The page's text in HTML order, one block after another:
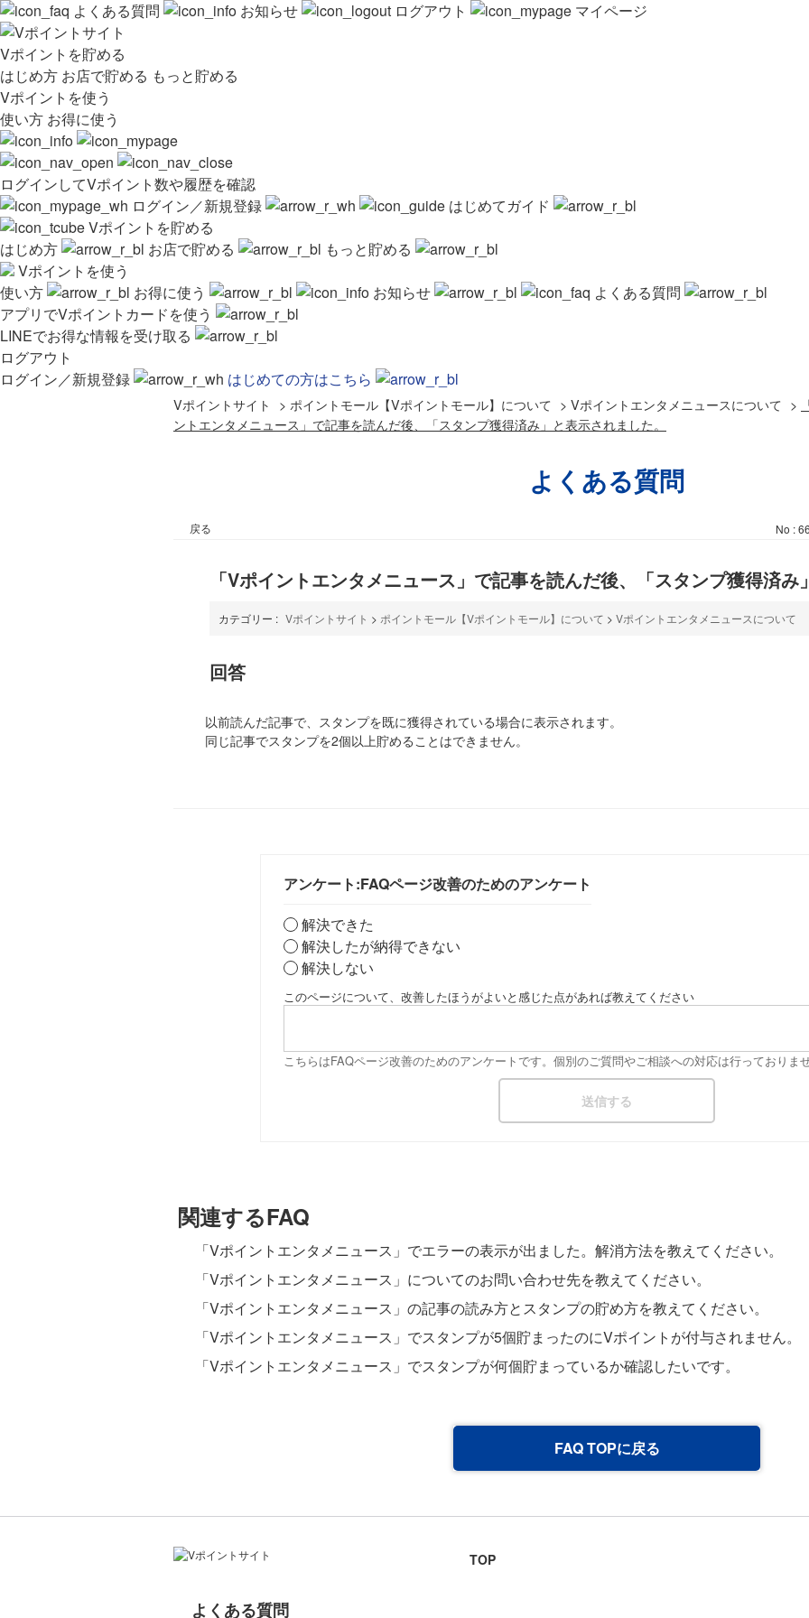
よくある質問 お知らせ ログアウト マイページ
Vポイントを貯める
はじめ方 お店で貯める もっと貯める
Vポイントを使う
使い方 お得に使う
ログインしてVポイント数や履歴を確認
ログイン／新規登録
はじめてガイド
Vポイントを貯める
はじめ方
お店で貯める
もっと貯める
Vポイントを使う
使い方
お得に使う お知らせ
よくある質問
アプリでVポイントカードを使う
LINEでお得な情報を受け取る
ログアウト
ログイン／新規登録
はじめての方はこちら
Vポイントサイト > ポイントモール【Vポイントモール】について > Vポイントエンタメニュースについて >
ントエンタメニュース」で記事を読んだ後、「スタンプ獲得済み」と表示されました。
よくある質問
戻る No :
「Vポイントエンタメニュース」で記事を読んだ後、「スタンプ獲得済
カテゴリー : Vポイントサイト > ポイントモール【Vポイントモール】について > Vポイントエンタメニュースについて
回答
以前読んだ記事で、スタンプを既に獲得されている場合に表示されます。
同じ記事でスタンプを2個以上貯めることはできません。
アンケート:FAQページ改善のためのアンケート
解決できた
解決したが納得できない
解決しない
このページについて、改善したほうがよいと感じた点があれば教えてください
こちらはFAQページ改善のためのアンケートです。個別のご質問やご相談への対応は行っておりま
関連するFAQ
「Vポイントエンタメニュース」でエラーの表示が出ました。解消方法を教えてください。
「Vポイントエンタメニュース」についてのお問い合わせ先を教えてください。
「Vポイントエンタメニュース」の記事の読み方とスタンプの貯め方を教えてください。
「Vポイントエンタメニュース」でスタンプが5個貯まったのにVポイントが付与されません。
「Vポイントエンタメニュース」でスタンプが何個貯まっているか確認したいです。
FAQ TOPに戻る
TOP
よくある質問